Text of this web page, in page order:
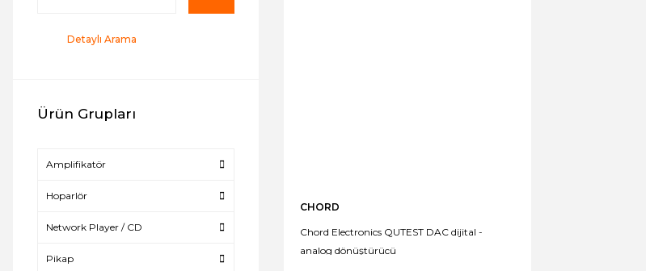
Detaylı Arama
Ürün Grupları
Amplifikatör
Hoparlör
Network Player / CD
Pikap
CHORD
Chord Electronics QUTEST DAC dijital -
analog dönüştürücü